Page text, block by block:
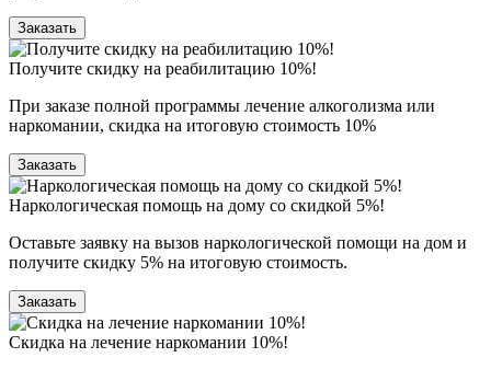
Заказать
Получите скидку на реабилитацию 10%!
При заказе полной программы лечение алкоголизма или
наркомании, скидка на итоговую стоимость 10%
Заказать
Наркологическая помощь на дому со скидкой 5%!
Оставьте заявку на вызов наркологической помощи на дом и
получите скидку 5% на итоговую стоимость.
Заказать
Скидка на лечение наркомании 10%!